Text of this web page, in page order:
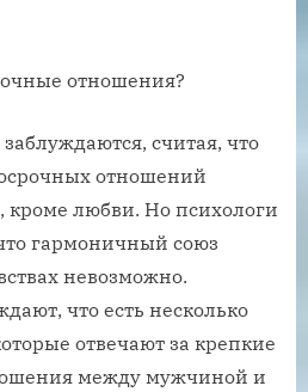
отношения?
считая, что
отношений
кроме любви. Но психологи
гармоничный союз
невозможно.
что есть несколько
отвечают за крепкие
между мужчиной и